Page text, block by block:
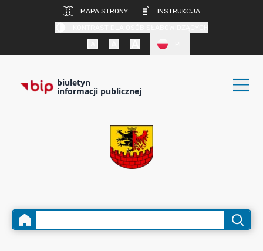
MAPA STRONY
INSTRUKCJA
biuletyn
informacji publicznej